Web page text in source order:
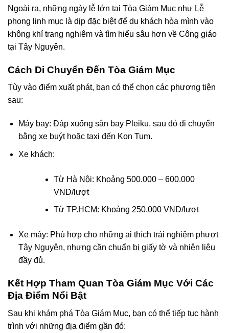
Ngoài ra, những ngày lễ lớn tại Tòa Giám Mục như Lễ
phong linh mục là dịp đặc biệt để du khách hòa mình vào
không khí trang nghiêm và tìm hiểu sâu hơn về Công giáo
tại Tây Nguyên.
Cách Di Chuyển Đến Tòa Giám Mục
Tùy vào điểm xuất phát, bạn có thể chọn các phương tiện
sau:
Máy bay: Đáp xuống sân bay Pleiku, sau đó di chuyển
bằng xe buýt hoặc taxi đến Kon Tum.
Xe khách:
Từ Hà Nội: Khoảng 500.000 – 600.000
VND/lượt
Từ TP.HCM: Khoảng 250.000 VND/lượt
Xe máy: Phù hợp cho những ai thích trải nghiệm phượt
Tây Nguyên, nhưng cần chuẩn bị giấy tờ và nhiên liệu
đầy đủ.
Kết Hợp Tham Quan Tòa Giám Mục Với Các
Địa Điểm Nổi Bật
Sau khi khám phá Tòa Giám Mục, bạn có thể tiếp tục hành
trình với những địa điểm gần đó: